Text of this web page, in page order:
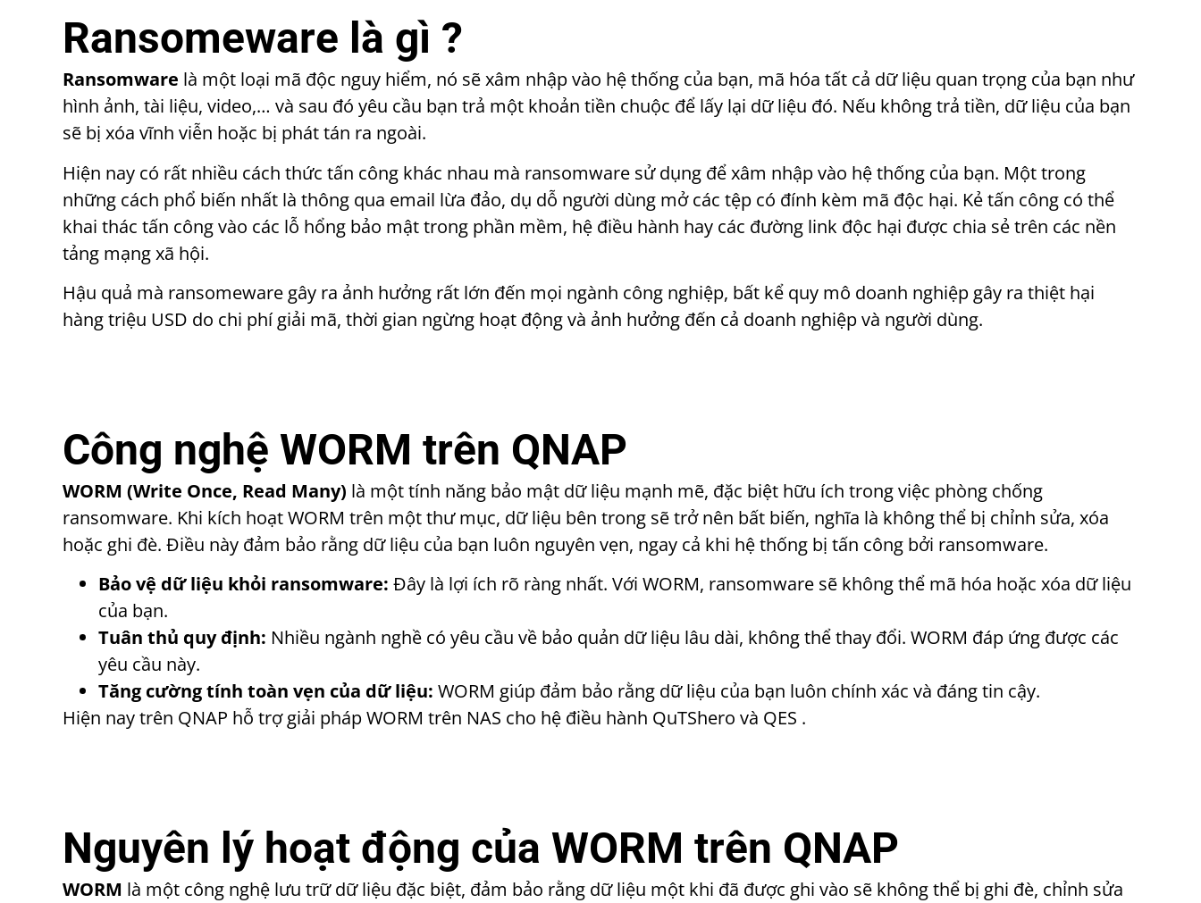
Ransomeware là gì ?
Ransomware là một loại mã độc nguy hiểm, nó sẽ xâm nhập vào hệ thống của bạn, mã hóa tất cả dữ liệu quan trọng của bạn như
hình ảnh, tài liệu, video,… và sau đó yêu cầu bạn trả một khoản tiền chuộc để lấy lại dữ liệu đó. Nếu không trả tiền, dữ liệu của bạn
sẽ bị xóa vĩnh viễn hoặc bị phát tán ra ngoài.
Hiện nay có rất nhiều cách thức tấn công khác nhau mà ransomware sử dụng để xâm nhập vào hệ thống của bạn. Một trong
những cách phổ biến nhất là thông qua email lừa đảo, dụ dỗ người dùng mở các tệp có đính kèm mã độc hại. Kẻ tấn công có thể
khai thác tấn công vào các lỗ hổng bảo mật trong phần mềm, hệ điều hành hay các đường link độc hại được chia sẻ trên các nền
tảng mạng xã hội.
Hậu quả mà ransomeware gây ra ảnh hưởng rất lớn đến mọi ngành công nghiệp, bất kể quy mô doanh nghiệp gây ra thiệt hại
hàng triệu USD do chi phí giải mã, thời gian ngừng hoạt động và ảnh hưởng đến cả doanh nghiệp và người dùng.
Công nghệ WORM trên QNAP
WORM (Write Once, Read Many) là một tính năng bảo mật dữ liệu mạnh mẽ, đặc biệt hữu ích trong việc phòng chống
ransomware. Khi kích hoạt WORM trên một thư mục, dữ liệu bên trong sẽ trở nên bất biến, nghĩa là không thể bị chỉnh sửa, xóa
hoặc ghi đè. Điều này đảm bảo rằng dữ liệu của bạn luôn nguyên vẹn, ngay cả khi hệ thống bị tấn công bởi ransomware.
Bảo vệ dữ liệu khỏi ransomware: Đây là lợi ích rõ ràng nhất. Với WORM, ransomware sẽ không thể mã hóa hoặc xóa dữ liệu
của bạn.
Tuân thủ quy định: Nhiều ngành nghề có yêu cầu về bảo quản dữ liệu lâu dài, không thể thay đổi. WORM đáp ứng được các
yêu cầu này.
Tăng cường tính toàn vẹn của dữ liệu: WORM giúp đảm bảo rằng dữ liệu của bạn luôn chính xác và đáng tin cậy.
Hiện nay trên QNAP hỗ trợ giải pháp WORM trên NAS cho hệ điều hành QuTShero và QES .
Nguyên lý hoạt động của WORM trên QNAP
WORM là một công nghệ lưu trữ dữ liệu đặc biệt, đảm bảo rằng dữ liệu một khi đã được ghi vào sẽ không thể bị ghi đè, chỉnh sửa